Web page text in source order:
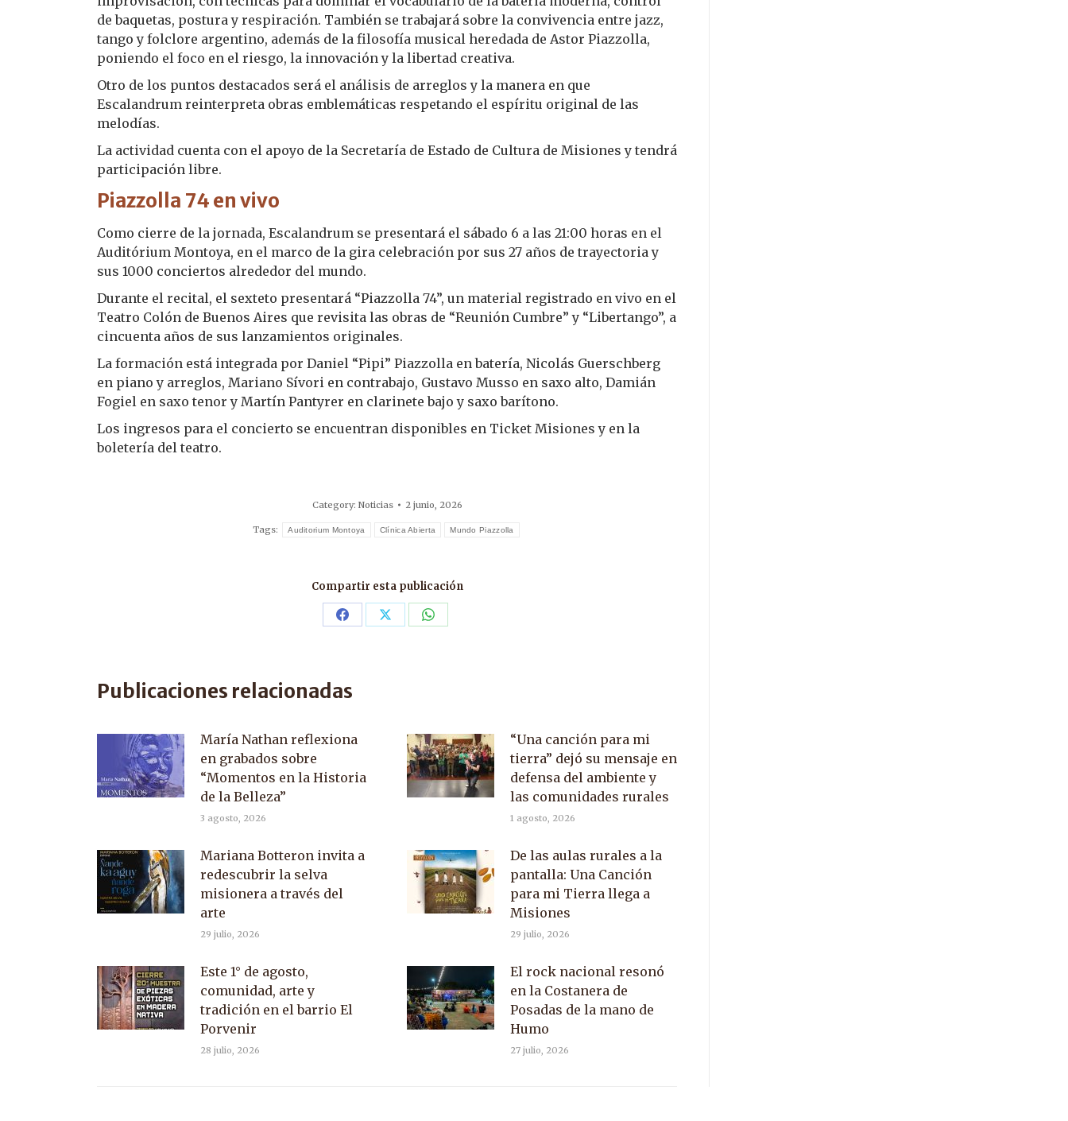
de baquetas, postura y respiración. También se trabajará sobre la convivencia entre jazz,
tango y folclore argentino, además de la filosofía musical heredada de Astor Piazzolla,
poniendo el foco en el riesgo, la innovación y la libertad creativa.
Otro de los puntos destacados será el análisis de arreglos y la manera en que
Escalandrum reinterpreta obras emblemáticas respetando el espíritu original de las
melodías.
La actividad cuenta con el apoyo de la Secretaría de Estado de Cultura de Misiones y tendrá
participación libre.
Piazzolla 74 en vivo
Como cierre de la jornada, Escalandrum se presentará el sábado 6 a las 21:00 horas en el
Auditórium Montoya, en el marco de la gira celebración por sus 27 años de trayectoria y
sus 1000 conciertos alrededor del mundo.
Durante el recital, el sexteto presentará “Piazzolla 74”, un material registrado en vivo en el
Teatro Colón de Buenos Aires que revisita las obras de “Reunión Cumbre” y “Libertango”, a
cincuenta años de sus lanzamientos originales.
La formación está integrada por Daniel “Pipi” Piazzolla en batería, Nicolás Guerschberg
en piano y arreglos, Mariano Sívori en contrabajo, Gustavo Musso en saxo alto, Damián
Fogiel en saxo tenor y Martín Pantyrer en clarinete bajo y saxo barítono.
Los ingresos para el concierto se encuentran disponibles en Ticket Misiones y en la
boletería del teatro.
Category: Noticias 2 junio, 2026
Tags: Auditorium Montoya Clínica Abierta Mundo Piazzolla
Compartir esta publicación
Share Share Share
Publicaciones relacionadas
María Nathan reflexiona
en grabados sobre
“Momentos en la Historia
de la Belleza”
3 agosto, 2026
“Una canción para mi
tierra” dejó su mensaje en
defensa del ambiente y
las comunidades rurales
1 agosto, 2026
Mariana Botteron invita a
redescubrir la selva
misionera a través del
arte
29 julio, 2026
De las aulas rurales a la
pantalla: Una Canción
para mi Tierra llega a
Misiones
29 julio, 2026
Este 1° de agosto,
comunidad, arte y
tradición en el barrio El
Porvenir
28 julio, 2026
El rock nacional resonó
en la Costanera de
Posadas de la mano de
Humo
27 julio, 2026